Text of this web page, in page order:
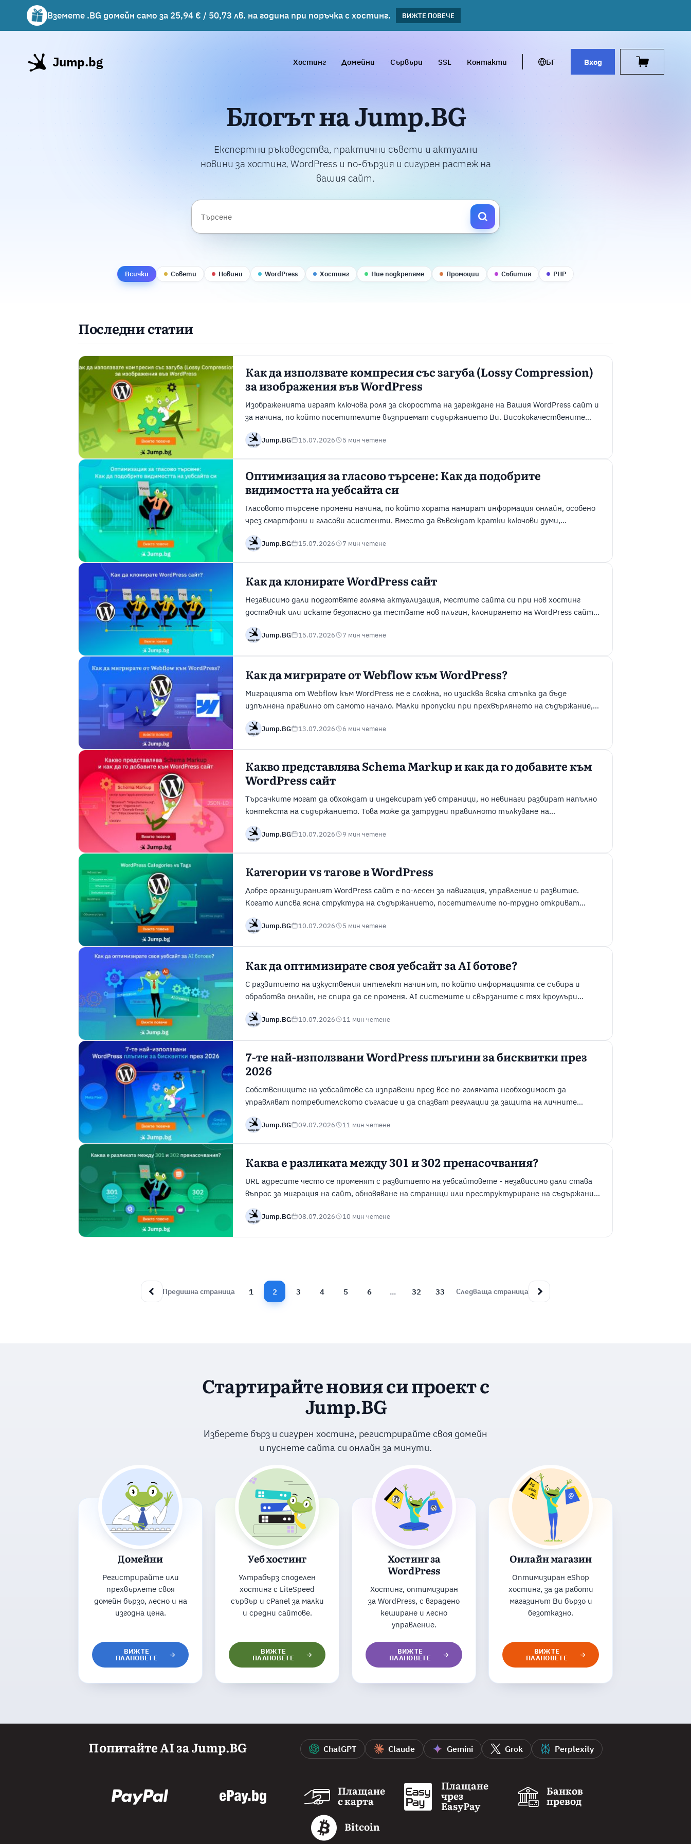
Вземете .BG домейн само за 25,94 € / 50,73 лв. на година при поръчка с хостинг. ВИЖТЕ ПОВЕЧЕ
Вземете подарък чаша с избрани хостинг планове! ВИЖΤΕ ПОВЕЧЕ
Jump.bg Хостинг Домейни Сървъри SSL Контакти БГ Вход
Блогът на Jump.BG
Експертни ръководства, практични съвети и актуални
новини за хостинг, WordPress и по-бързия и сигурен растеж на
вашия сайт.
Всички Съвети Новини WordPress Хостинг Ние подкрепяме Промоции Събития PHP
Последни статии
Как да използвате компресия със загуба (Lossy Compression)
за изображения във WordPress
Изображенията играят ключова роля за скоростта на зареждане на Вашия WordPress сайт и
за начина, по който посетителите възприемат съдържанието Ви. Висококачествените
изображения обаче често водят до големи файлове, които могат да забавят зареждането на
страниците, да увеличат използването на честотна лента и да повлияят негативно на
Jump.BG 15.07.2026 5 мин четене
Оптимизация за гласово търсене: Как да подобрите
видимостта на уебсайта си
Гласовото търсене промени начина, по който хората намират информация онлайн, особено
чрез смартфони и гласови асистенти. Вместо да въвеждат кратки ключови думи,
потребителите все по-често задават пълни въпроси по естествен и разговорен начин.
Това означава, че уебсайтовете трябва да предоставят ясни и точни отговори, съобразени
Jump.BG 15.07.2026 7 мин четене
Как да клонирате WordPress сайт
Независимо дали подготвяте голяма актуализация, местите сайта си при нов хостинг
доставчик или искате безопасно да тествате нов плъгин, клонирането на WordPress сайт
Ви позволява да работите върху пълно копие на сайта, без да засягате неговата работеща
версия. Правилно извършеното клониране намалява риска от технически проблеми,
Jump.BG 15.07.2026 7 мин четене
Как да мигрирате от Webflow към WordPress?
Миграцията от Webflow към WordPress не е сложна, но изисква всяка стъпка да бъде
изпълнена правилно от самото начало. Малки пропуски при прехвърлянето на съдържание,
структурата на URL адресите или повторното създаване на дизайна може да не се
проявят веднага. Те обикновено се проявяват след стартирането под формата на
Jump.BG 13.07.2026 6 мин четене
Какво представлява Schema Markup и как да го добавите към
WordPress сайт
Търсачките могат да обхождат и индексират уеб страници, но невинаги разбират напълно
контекста на съдържанието. Това може да затрудни правилното тълкуване на
информацията за Вашия бизнес, продукти, услуги или статии. Schema markup помага за
преодоляването на този проблем, като предоставя структурирани данни, които дават на
Jump.BG 10.07.2026 9 мин четене
Категории vs тагове в WordPress
Добре организираният WordPress сайт е по-лесен за навигация, управление и развитие.
Когато липсва ясна структура на съдържанието, посетителите по-трудно откриват
свързани статии. Архивните страници също могат да станат неясни, а управлението на
съдържанието да се усложни с разрастването на сайта. WordPress помага за решаването на
Jump.BG 10.07.2026 5 мин четене
Как да оптимизирате своя уебсайт за AI ботове?
С развитието на изкуствения интелект начинът, по който информацията се събира и
обработва онлайн, не спира да се променя. AI системите и свързаните с тях кроулъри
(автоматизирани ботове, които обхождат уебсайтове и събират информация) се
превръщат във все по-важна част от уеб екосистемата. Тези автоматизирани системи
Jump.BG 10.07.2026 11 мин четене
7-те най-използвани WordPress плъгини за бисквитки през
2026
Собствениците на уебсайтове са изправени пред все по-голямата необходимост да
управляват потребителското съгласие и да спазват регулации за защита на личните
данни като GDPR и ePrivacy Directive. В същото време много сайтове разчитат на
бисквитки за анализ на трафика, реклама, персонализиране на съдържанието и основни
Jump.BG 09.07.2026 11 мин четене
Каква е разликата между 301 и 302 пренасочвания?
URL адресите често се променят с развитието на уебсайтовете - независимо дали става
въпрос за миграция на сайт, обновяване на страници или преструктуриране на съдържание.
В такива случаи пренасочванията (или редиректи от англ. redirects) помагат
потребителите и търсачките да достигнат до правилната страница, вместо да попадат
Jump.BG 08.07.2026 10 мин четене
Предишна страница 1 2 3 4 5 6 ... 32 33 Следваща страница
Стартирайте новия си проект с
Jump.BG
Изберете бърз и сигурен хостинг, регистрирайте своя домейн
и пуснете сайта си онлайн за минути.
Домейни
Регистрирайте или
прехвърлете своя
домейн бързо, лесно и на
изгодна цена.
ВИЖТЕ
ПЛАНОВЕТЕ
Уеб хостинг
Ултрабърз споделен
хостинг с LiteSpeed
сървър и cPanel за малки
и средни сайтове.
ВИЖТЕ
ПЛАНОВЕТЕ
Хостинг за
WordPress
Хостинг, оптимизиран
за WordPress, с вградено
кеширане и лесно
управление.
ВИЖТЕ
ПЛАНОВЕТЕ
Онлайн магазин
Оптимизиран eShop
хостинг, за да работи
магазинът Ви бързо и
безотказно.
ВИЖТЕ
ПЛАНОВЕТЕ
Попитайте AI за Jump.BG ChatGPT Claude Gemini Grok Perplexity
Плащане
с карта
Плащане
чрез
EasyPay
Банков
превод
Bitcoin